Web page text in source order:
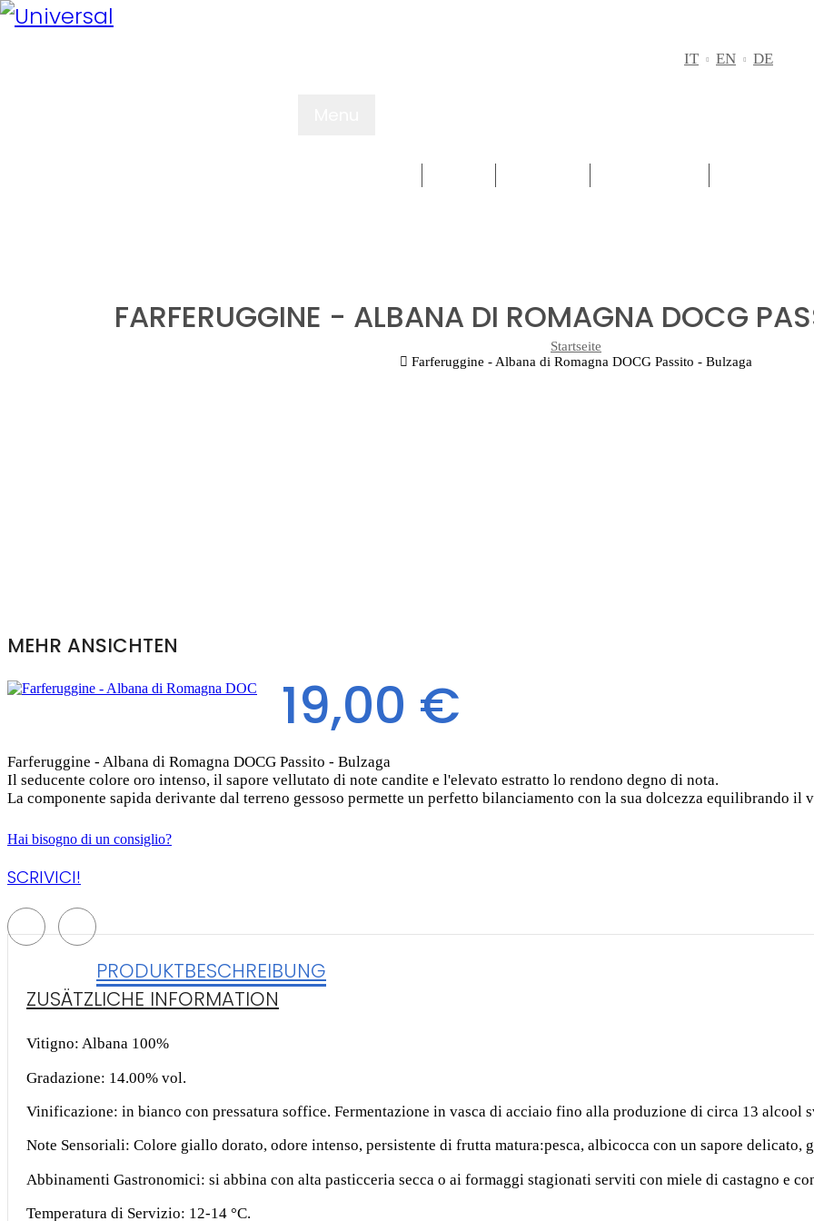
IT EN DE
FARFERUGGINE - ALBANA DI ROMAGNA DOCG
Startseite
Farferuggine - Albana di Romagna DOCG Passito - Bulzaga
MEHR ANSICHTEN
19,00 €
Farferuggine - Albana di Romagna DOCG Passito - Bulzaga
Il seducente colore oro intenso, il sapore vellutato di note candite e l'elevato estratto lo rendono degno di nota.
La componente sapida derivante dal terreno gessoso permette un perfetto bilanciamento con la sua dolcezza equilibrando il
Hai bisogno di un consiglio?
SCRIVICI!
PRODUKTBESCHREIBUNG
ZUSÄTZLICHE INFORMATION
Vitigno: Albana 100%
Gradazione: 14.00% vol.
Vinificazione: in bianco con pressatura soffice. Fermentazione in vasca di acciaio fino alla produzione di circa 13 alcool
Note Sensoriali: Colore giallo dorato, odore intenso, persistente di frutta matura:pesca, albicocca con un sapore delicato,
Abbinamenti Gastronomici: si abbina con alta pasticceria secca o ai formaggi stagionati serviti con miele di castagno e
Temperatura di Servizio: 12-14 °C.